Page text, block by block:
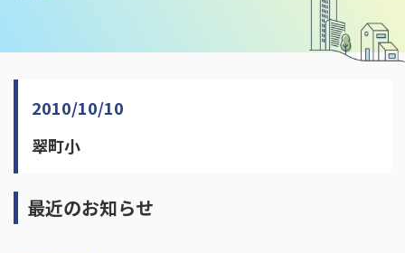
2010/10/10
翠町小
最近のお知らせ